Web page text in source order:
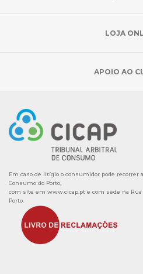
LOJA
APOIO AO
Em caso de litígio o consumidor pode recorrer
Consumo do Porto,
com site em www.cicap.pt e com sede na Rua
Porto.